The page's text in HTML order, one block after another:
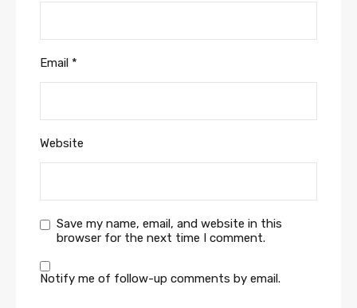
Email *
Website
Save my name, email, and website in this
browser for the next time I comment.
Notify me of follow-up comments by email.